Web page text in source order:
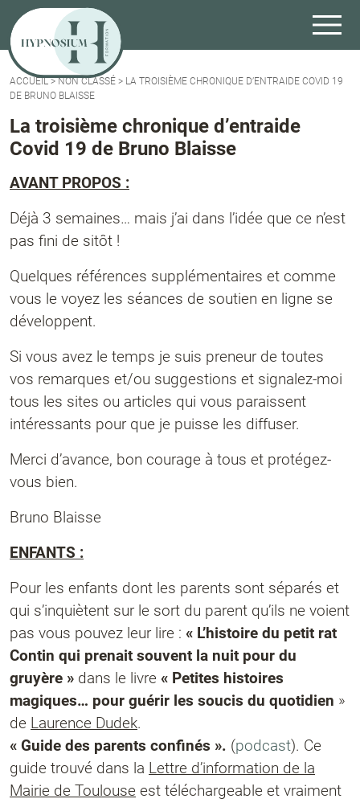
ACCUEIL>NON CLASSÉ > LA TROISIÈME CHRONIQUE D’ENTRAIDE COVID 19
DE BRUNO BLAISSE
La troisième chronique d’entraide
Covid 19 de Bruno Blaisse
AVANT PROPOS :
Déjà 3 semaines… mais j’ai dans l’idée que ce n’est
pas fini de sitôt !
Quelques références supplémentaires et comme
vous le voyez les séances de soutien en ligne se
développent.
Si vous avez le temps je suis preneur de toutes
vos remarques et/ou suggestions et signalez-moi
tous les sites ou articles qui vous paraissent
intéressants pour que je puisse les diffuser.
Merci d’avance, bon courage à tous et protégez-
vous bien.
Bruno Blaisse
ENFANTS :
Pour les enfants dont les parents sont séparés et
qui s’inquiètent sur le sort du parent qu’ils ne voient
pas vous pouvez leur lire : « L’histoire du petit rat
Contin qui prenait souvent la nuit pour du
gruyère » dans le livre « Petites histoires
magiques… pour guérir les soucis du quotidien »
de Laurence Dudek.
« Guide des parents confinés ». (podcast). Ce
guide trouvé dans la Lettre d’information de la
Mairie de Toulouse est téléchargeable et vraiment